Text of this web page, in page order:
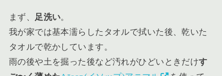
まず、 足洗い。
我が家では基本濡らしたタオルで拭いた後、乾いた
タオルで乾かしています。
雨の後や土を掘った後など汚れがひどいときだけす